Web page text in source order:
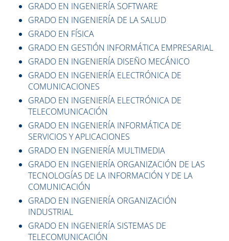
GRADO EN INGENIERÍA SOFTWARE
GRADO EN INGENIERÍA DE LA SALUD
GRADO EN FÍSICA
GRADO EN GESTIÓN INFORMÁTICA EMPRESARIAL
GRADO EN INGENIERÍA DISEÑO MECÁNICO
GRADO EN INGENIERÍA ELECTRÓNICA DE
COMUNICACIONES
GRADO EN INGENIERÍA ELECTRÓNICA DE
TELECOMUNICACIÓN
GRADO EN INGENIERÍA INFORMÁTICA DE
SERVICIOS Y APLICACIONES
GRADO EN INGENIERÍA MULTIMEDIA
GRADO EN INGENIERÍA ORGANIZACIÓN DE LAS
TECNOLOGÍAS DE LA INFORMACIÓN Y DE LA
COMUNICACIÓN
GRADO EN INGENIERÍA ORGANIZACIÓN
INDUSTRIAL
GRADO EN INGENIERÍA SISTEMAS DE
TELECOMUNICACIÓN